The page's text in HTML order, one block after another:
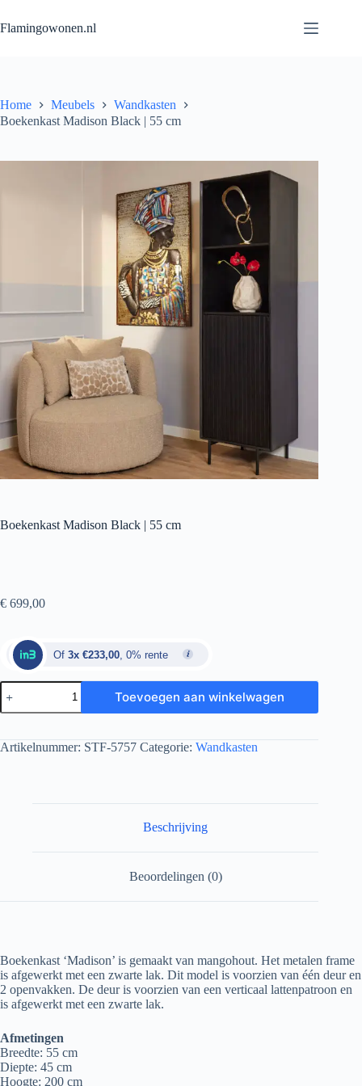
Flamingowonen.nl
Home Meubels
Wandkasten
Boekenkast Madison Black | 55 cm
Boekenkast Madison Black | 55 cm
€ 699,00
Of 3x €233,00 , 0% rente
Toevoegen aan winkelwagen
Artikelnummer: STF-5757 Categorie: Wandkasten
Beschrijving
Beoordelingen (0)
Boekenkast ‘Madison’ is gemaakt van mangohout. Het metalen frame
is afgewerkt met een zwarte lak. Dit model is voorzien van één deur en
2 openvakken. De deur is voorzien van een verticaal lattenpatroon en
is afgewerkt met een zwarte lak.
Afmetingen
Breedte: 55 cm
Diepte: 45 cm
Hoogte: 200 cm